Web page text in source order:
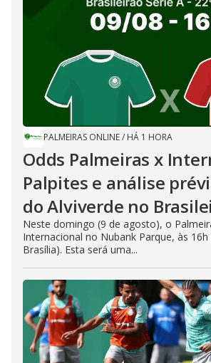
PALMEIRAS ONLINE/ HÁ 1 HORA
Odds Palmeiras x
Palpites e análise
do Alviverde no
Neste domingo (9 de agosto), o
Internacional no Nubank Parque, às
Brasília). Esta será uma...